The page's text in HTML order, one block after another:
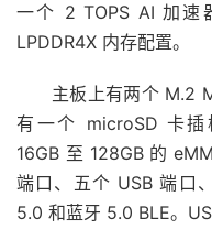
一个 2 TOPS AI 加速
LPDDR4X 内存配置。
主板上有两个 M.2
有一个 microSD 卡插
16GB 至 128GB 的​​
端口、五个 USB 端口
5.0 和蓝牙 5.0 BLE。